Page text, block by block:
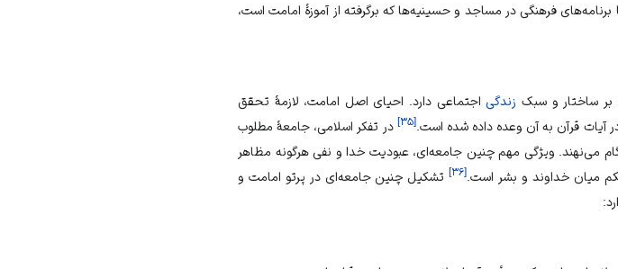
فرهنگی در مساجد و حسینیه‌ها که برگرفته از آموزهٔ امامت است،
بر ساختار و سبک زندگیاجتماعی دارد. احیای اصل امامت، لازمهٔ تحقق
آیات قرآن به آن وعده داده شده است.[۳۵] در تفکر اسلامی، جامعهٔ مطلوب
می‌نهند. ویژگی مهم چنین جامعه‌ای، عبودیت خدا و نفی هرگونه مظاهر
میان خداوند و بشر است.[۳۶]تشکیل چنین جامعه‌ای در پرتو امامت و